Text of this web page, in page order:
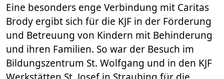
Eine besonders enge Verbindung mit Caritas
Brody ergibt sich für die KJF in der Förderung
und Betreuung von Kindern mit Behinderung
und ihren Familien. So war der Besuch im
Bildungszentrum St. Wolfgang und in den KJF